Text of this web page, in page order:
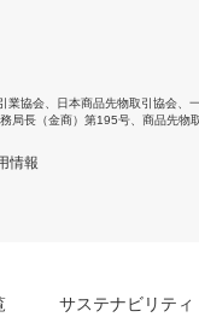
業協会 日本商品先物取引協会
局長（金商）第195号、商品先物
情報
サステナビリティ